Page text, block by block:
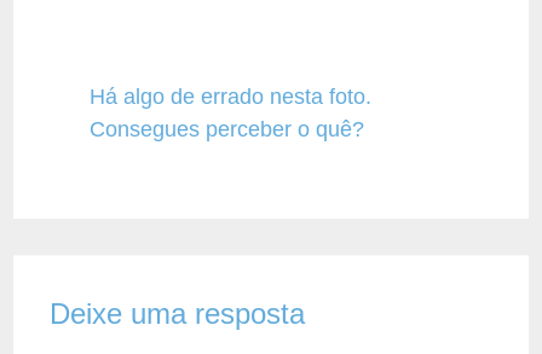
Há algo de errado nesta foto.
Consegues perceber o quê?
Deixe uma resposta